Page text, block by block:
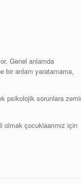
Genel anlamda
bir anlam yaratamama,
psikolojik sorunlara
çocuklaarımız için